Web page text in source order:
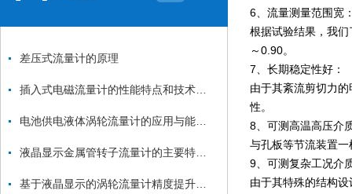
差压式流量计的原理
6、流量测量范围宽
根据试验结果，我
～0.90。
7、长期稳定性好：
由于其紊流剪切力
性。
8、可测高温高压介
与孔板等节流装置
9、可测复杂工况介
由于其特殊的结构